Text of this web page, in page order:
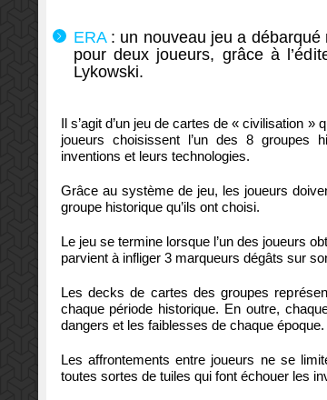
ERA : un nouveau jeu a
pour deux joueurs, grâce à
Lykowski.
Il s’agit d’un jeu de cartes de « civilisation
joueurs choisissent l’un des 8 groupes
inventions et leurs technologies.
Grâce au système de jeu, les joueurs
groupe historique qu’ils ont choisi.
Le jeu se termine lorsque l’un des joueurs
parvient à infliger 3 marqueurs dégâts sur
Les decks de cartes des groupes
chaque période historique. En outre,
dangers et les faiblesses de chaque
Les affrontements entre joueurs ne se
toutes sortes de tuiles qui font échouer les